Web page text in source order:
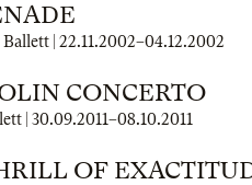
| 22.11.2002–04.12.2002
CONCERTO
| 30.09.2011–08.10.2011
OF